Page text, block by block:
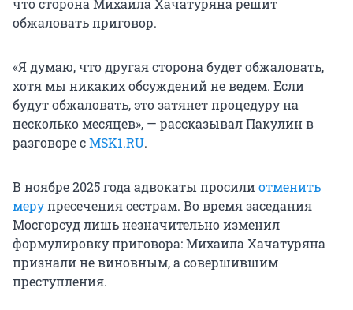
обжаловать приговор.
«Я думаю, что другая сторона будет обжаловать,
хотя мы никаких обсуждений не ведем. Если
будут обжаловать, это затянет процедуру на
несколько месяцев», — рассказывал Пакулин в
разговоре сMSK1.RU.
В ноябре 2025 года адвокаты просилиотменить
мерупресечения сестрам. Во время заседания
Мосгорсуд лишь незначительно изменил
формулировку приговора: Михаила Хачатуряна
признали не виновным, а совершившим
преступления.